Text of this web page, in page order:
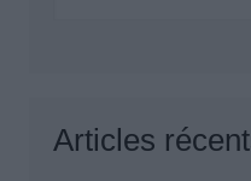
Articles